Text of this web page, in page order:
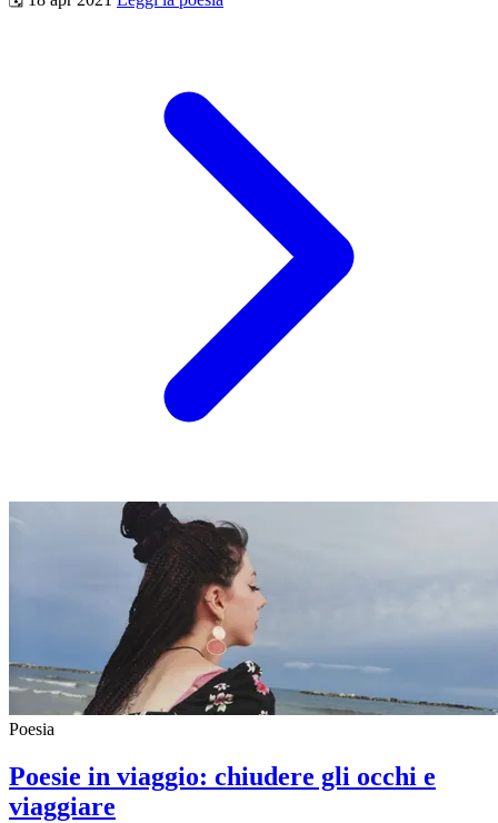
Poesia
Poesie in viaggio: chiudere gli occhi e
viaggiare